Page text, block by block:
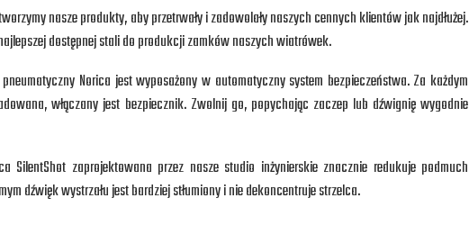
nasze produkty, aby przetrwały i zadowolały naszych cennych klientów jak najdłużej.
dostępnej stali do produkcji zamków naszych wiatrówek.
Norica jest wyposażony w automatyczny system bezpieczeństwa. Za każdym
włączany jest bezpiecznik. Zwolnij go, popychając zaczep lub dźwignię wygodnie
SilentShot zaprojektowana przez nasze studio inżynierskie znacznie redukuje podmuch
dźwięk wystrzału jest bardziej stłumiony i nie dekoncentruje strzelca.